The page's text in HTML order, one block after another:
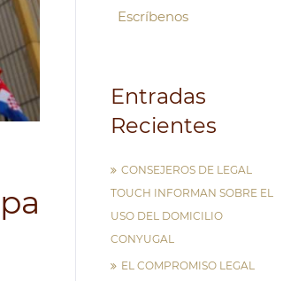
Escríbenos
Entradas
Recientes
CONSEJEROS DE LEGAL
TOUCH INFORMAN SOBRE EL
USO DEL DOMICILIO
CONYUGAL
EL COMPROMISO LEGAL